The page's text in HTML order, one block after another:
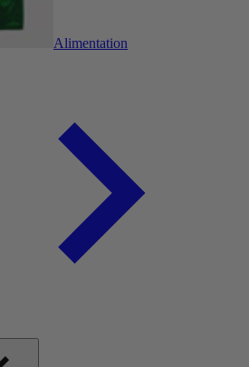
Alimentation